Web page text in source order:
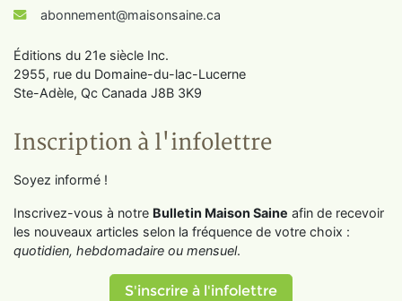
abonnement@maisonsaine.ca
Éditions du 21e siècle Inc.
2955, rue du Domaine-du-lac-Lucerne
Ste-Adèle, Qc Canada J8B 3K9
Inscription à l'infolettre
Soyez informé !
Inscrivez-vous à notre Bulletin Maison Saine afin de recevoir
les nouveaux articles selon la fréquence de votre choix :
quotidien, hebdomadaire ou mensuel.
S'inscrire à l'infolettre